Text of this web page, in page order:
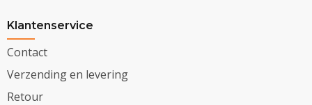
Klantenservice
Contact
Verzending en levering
Retour